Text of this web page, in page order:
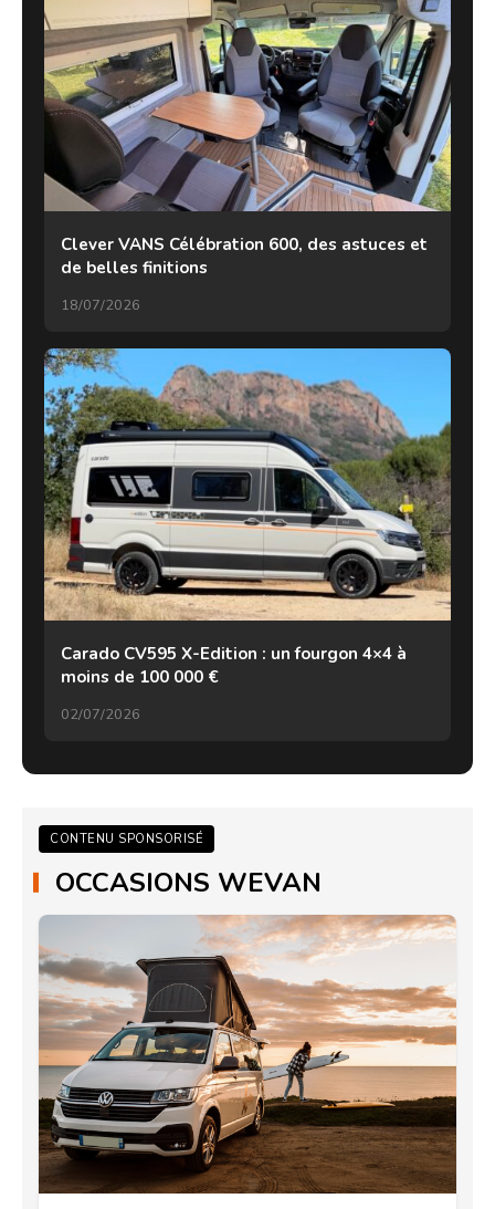
Clever VANS Célébration 600, des astuces et
de belles finitions
18/07/2026
Carado CV595 X-Edition : un fourgon 4×4 à
moins de 100 000 €
02/07/2026
CONTENU SPONSORISÉ
OCCASIONS WEVAN